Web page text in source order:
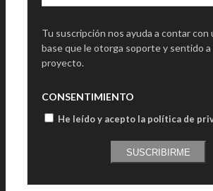
Tu suscripción nos ayuda a contar con
base que le otorga soporte y sentido
proyecto.
CONSENTIMIENTO
He leído y acepto la política de
SUSCRIBIRME